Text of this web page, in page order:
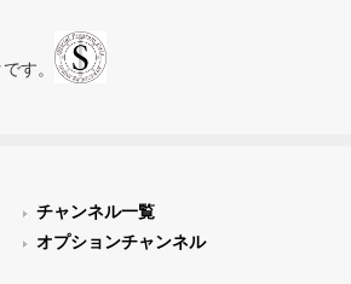
す。
チャンネル一覧
オプションチャンネル